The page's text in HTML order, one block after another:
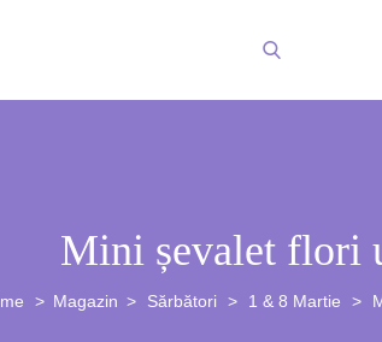
Mini șevalet flori
Magazin Sărbători 1 & 8 Martie